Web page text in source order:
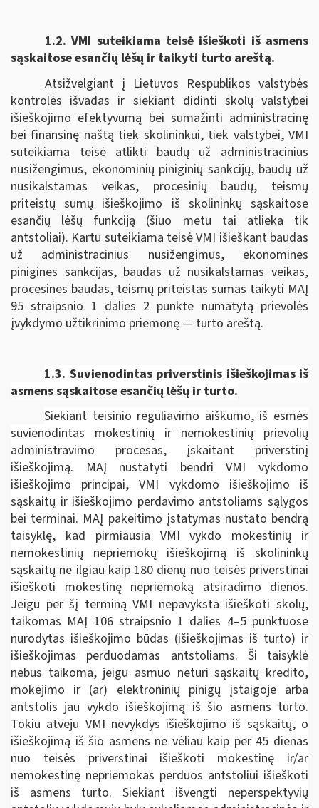
1.2. VMI suteikiama teisė išieškoti iš asmens
sąskaitose esančių lėšų ir taikyti turto areštą.
Atsižvelgiant į Lietuvos Respublikos valstybės
kontrolės išvadas ir siekiant didinti skolų valstybei
išieškojimo efektyvumą bei sumažinti administracinę
bei finansinę naštą tiek skolininkui, tiek valstybei, VMI
suteikiama teisė atlikti baudų už administracinius
nusižengimus, ekonominių piniginių sankcijų, baudų už
nusikalstamas veikas, procesinių baudų, teismų
priteistų sumų išieškojimo iš skolininkų sąskaitose
esančių lėšų funkciją (šiuo metu tai atlieka tik
antstoliai). Kartu suteikiama teisė VMI išieškant baudas
už administracinius nusižengimus, ekonomines
pinigines sankcijas, baudas už nusikalstamas veikas,
procesines baudas, teismų priteistas sumas taikyti MAĮ
95 straipsnio 1 dalies 2 punkte numatytą prievolės
įvykdymo užtikrinimo priemonę — turto areštą.
1.3. Suvienodintas priverstinis išieškojimas iš
asmens sąskaitose esančių lėšų ir turto.
Siekiant teisinio reguliavimo aiškumo, iš esmės
suvienodintas mokestinių ir nemokestinių prievolių
administravimo procesas, įskaitant priverstinį
išieškojimą. MAĮ nustatyti bendri VMI vykdomo
išieškojimo principai, VMI vykdomo išieškojimo iš
sąskaitų ir išieškojimo perdavimo antstoliams sąlygos
bei terminai. MAĮ pakeitimo įstatymas nustato bendrą
taisyklę, kad pirmiausia VMI vykdo mokestinių ir
nemokestinių nepriemokų išieškojimą iš skolininkų
sąskaitų ne ilgiau kaip 180 dienų nuo teisės priverstinai
išieškoti mokestinę nepriemoką atsiradimo dienos.
Jeigu per šį terminą VMI nepavyksta išieškoti skolų,
taikomas MAĮ 106 straipsnio 1 dalies 4–5 punktuose
nurodytas išieškojimo būdas (išieškojimas iš turto) ir
išieškojimas perduodamas antstoliams. Ši taisyklė
nebus taikoma, jeigu asmuo neturi sąskaitų kredito,
mokėjimo ir (ar) elektroninių pinigų įstaigoje arba
antstolis jau vykdo išieškojimą iš šio asmens turto.
Tokiu atveju VMI nevykdys išieškojimo iš sąskaitų, o
išieškojimą iš šio asmens ne vėliau kaip per 45 dienas
nuo teisės priverstinai išieškoti mokestinę ir/ar
nemokestinę nepriemokas perduos antstoliui išieškoti
iš asmens turto. Siekiant išvengti neperspektyvių